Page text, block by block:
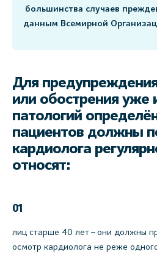
большинства случаев
данным Всемирной
Для
или обострения
патологий
пациентов должны
кардиолога
относят:
01
лиц старше 40 лет – они должны
осмотр кардиолога не реже